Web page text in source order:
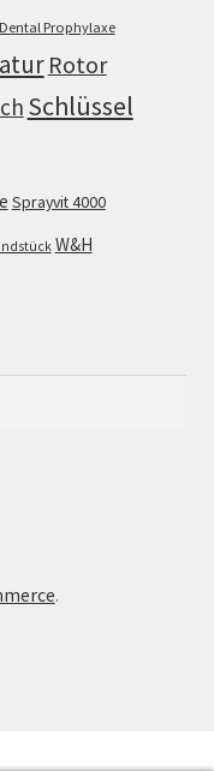
Prophylaxe
Rotor
Schlüssel
Sprayvit 4000
W&H
.